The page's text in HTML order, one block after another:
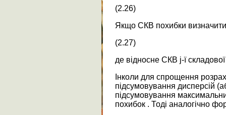
(2.26)
Якщо СКВ похибки
(2.27)
де відносне СКВ j-ї
Інколи для спрощення
підсумовування дисперсій
підсумовування
похибок . Тоді аналогічно